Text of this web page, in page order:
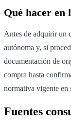
Qué hacer en
Antes de adquirir un
autónoma y, si
documentación de
compra hasta
normativa vigente en
Fuentes